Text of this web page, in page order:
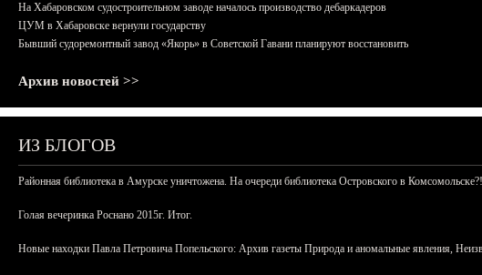
На Хабаровском судостроительном заводе началось производство дебаркадеров
ЦУМ в Хабаровске вернули государству
Бывший судоремонтный завод «Якорь» в Советской Гавани планируют восстановить
Архив новостей >>
ИЗ БЛОГОВ
Районная библиотека в Амурске уничтожена. На очереди библиотека Островского в Комсомольске?!
Голая вечеринка Роснано 2015г. Итог.
Новые находки Павла Петровича Попельского: Архив газеты Природа и аномальные явления,